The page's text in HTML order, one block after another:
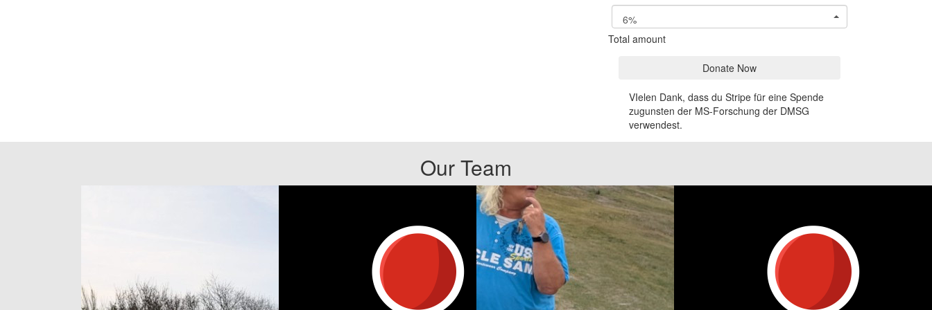
6%
Total amount
Donate Now
VIelen Dank, dass du Stripe für eine Spende
zugunsten der MS-Forschung der DMSG
verwendest.
Our Team